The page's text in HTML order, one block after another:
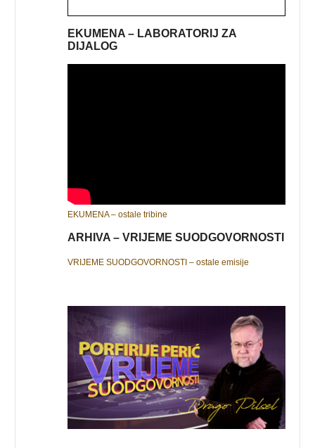
EKUMENA – LABORATORIJ ZA
DIJALOG
EKUMENA – ostale tribine
ARHIVA – VRIJEME SUODGOVORNOSTI
VRIJEME SUODGOVORNOSTI – ostale emisije